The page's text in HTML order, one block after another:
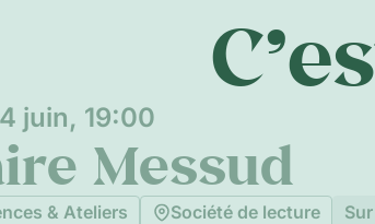
juin, 19:00
Messud
& Ateliers Société de lecture